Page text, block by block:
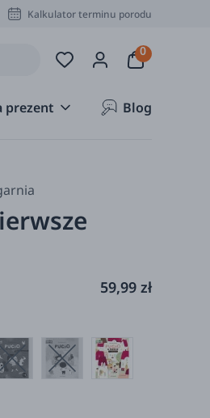
Kalkulator terminu porodu
prezent Blog
59,99 zł